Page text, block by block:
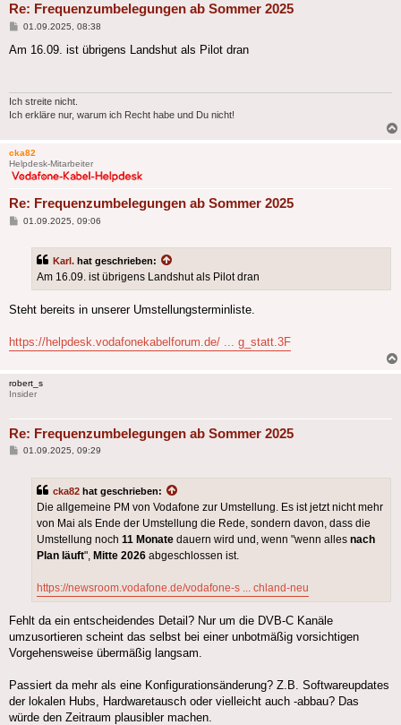
Re: Frequenzumbelegungen ab Sommer 2025
Beitrag
01.09.2025, 08:38
Am 16.09. ist übrigens Landshut als Pilot dran
Ich streite nicht.
Ich erkläre nur, warum ich Recht habe und Du nicht!
cka82
Helpdesk-Mitarbeiter
Re: Frequenzumbelegungen ab Sommer 2025
Beitrag
01.09.2025, 09:06
Karl. hat geschrieben:
Am 16.09. ist übrigens Landshut als Pilot dran
Steht bereits in unserer Umstellungsterminliste.
https://helpdesk.vodafonekabelforum.de/ ... g_statt.3F
robert_s
Insider
Re: Frequenzumbelegungen ab Sommer 2025
Beitrag
01.09.2025, 09:29
cka82 hat geschrieben:
Die allgemeine PM von Vodafone zur Umstellung. Es ist jetzt nicht mehr
von Mai als Ende der Umstellung die Rede, sondern davon, dass die
Umstellung noch 11 Monate dauern wird und, wenn "wenn alles nach
Plan läuft", Mitte 2026 abgeschlossen ist.
https://newsroom.vodafone.de/vodafone-s ... chland-neu
Fehlt da ein entscheidendes Detail? Nur um die DVB-C Kanäle
umzusortieren scheint das selbst bei einer unbotmäßig vorsichtigen
Vorgehensweise übermäßig langsam.
Passiert da mehr als eine Konfigurationsänderung? Z.B. Softwareupdates
der lokalen Hubs, Hardwaretausch oder vielleicht auch -abbau? Das
würde den Zeitraum plausibler machen.